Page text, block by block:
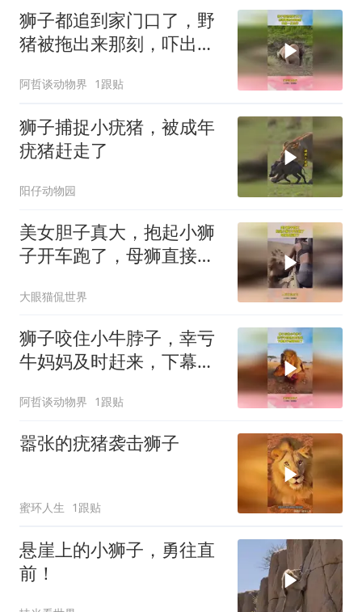
狮子都追到家门口了，野
猪被拖出来那刻，吓出一
阿哲谈动物界 1跟贴
狮子捕捉小疣猪，被成年
疣猪赶走了
阳仔动物园
美女胆子真大，抱起小狮
子开车跑了，母狮直接疯
大眼猫侃世界
狮子咬住小牛脖子，幸亏
牛妈妈及时赶来，下幕狮
阿哲谈动物界 1跟贴
嚣张的疣猪袭击狮子
蜜环人生 1跟贴
悬崖上的小狮子，勇往直
前！